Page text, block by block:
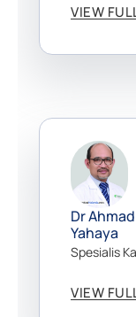
VIEW
Dr
Yahaya
Spesialis
VIEW